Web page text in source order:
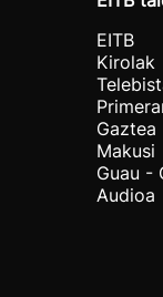
EITB
Kirolak
Gaztea
Makusi
Guau -
Audioa